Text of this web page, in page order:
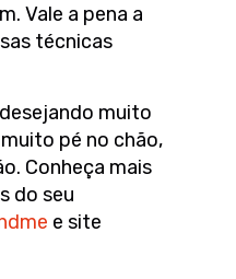
Vale a pena a
técnicas
muito
pé no chão,
Conheça mais
do seu
e site